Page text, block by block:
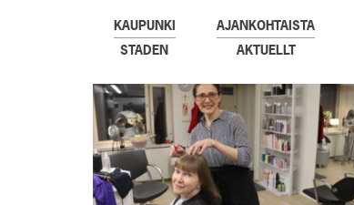
KAUPUNKI
STADEN
AJANKOHTAISTA
AKTUELLT